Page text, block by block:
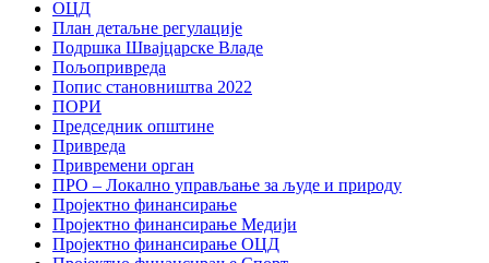
ОЦД
План детаљне регулације
Подршка Швајцарске Владе
Пољопривреда
Попис становништва 2022
ПОРИ
Председник општине
Привреда
Привремени орган
ПРО – Локално управљање за људе и природу
Пројектно финансирање
Пројектно финансирање Медији
Пројектно финансирање ОЦД